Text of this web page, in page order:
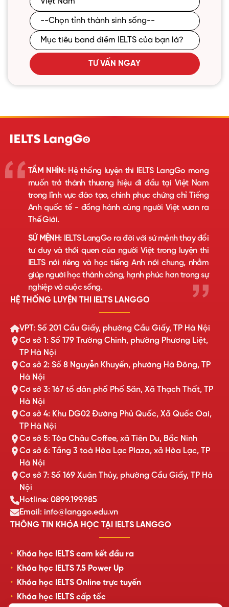
TƯ VẤN NGAY
TẦM NHÌN:Hệ thống luyện thi IELTS LangGo mong
muốn trở thành thương hiệu đi đầu tại Việt Nam
trong lĩnh vực đào tạo, chinh phục chứng chỉ Tiếng
Anh quốc tế - đồng hành cùng người Việt vươn ra
Thế Giới.
SỨ MỆNH:IELTS LangGo ra đời với sứ mệnh thay đổi
tư duy và thói quen của người Việt trong luyện thi
IELTS nói riêng và học tiếng Anh nói chung, nhằm
giúp người học thành công, hạnh phúc hơn trong sự
nghiệp và cuộc sống.
HỆ THỐNG LUYỆN THI IELTS LANGGO
VPT: Số 201 Cầu Giấy, phường Cầu Giấy, TP Hà Nội
Cơ sở 1: Số 179 Trường Chinh, phường Phương Liệt,
TP Hà Nội
Cơ sở 2: Số 8 Nguyễn Khuyến, phường Hà Đông, TP
Hà Nội
Cơ sở 3: 167 tổ dân phố Phố Săn, Xã Thạch Thất, TP
Hà Nội
Cơ sở 4: Khu DG02 Đường Phủ Quốc, Xã Quốc Oai,
TP Hà Nội
Cơ sở 5: Tòa Châu Coffee, xã Tiên Du, Bắc Ninh
Cơ sở 6: Tầng 3 toà Hòa Lạc Plaza, xã Hòa Lạc, TP
Hà Nội
Cơ sở 7: Số 169 Xuân Thủy, phường Cầu Giấy, TP Hà
Nội
Hotline: 0899.199.985
Email: info@langgo.edu.vn
THÔNG TIN KHÓA HỌC TẠI IELTS LANGGO
Khóa học IELTS cam kết đầu ra
Khóa học IELTS 7.5 Power Up
Khóa học IELTS Online trực tuyến
Khóa học IELTS cấp tốc